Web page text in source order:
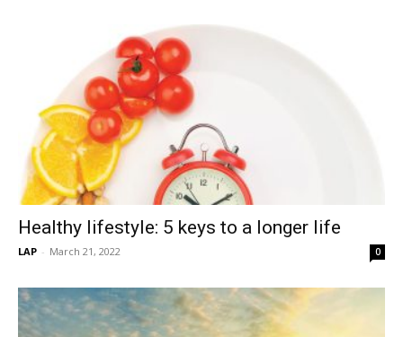
Healthy lifestyle: 5 keys to a longer life
LAP - March 21, 2022 0